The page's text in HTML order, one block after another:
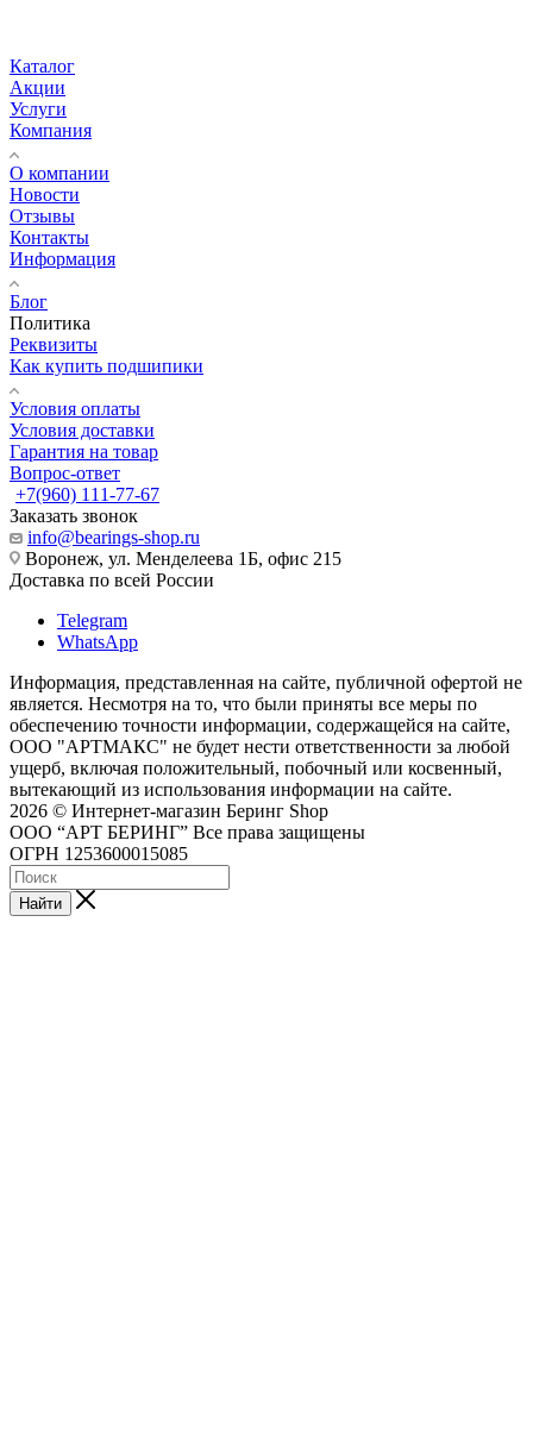
Каталог
Акции
Услуги
Компания
О компании
Новости
Отзывы
Контакты
Информация
Блог
Политика
Реквизиты
Как купить подшипики
Условия оплаты
Условия доставки
Гарантия на товар
Вопрос-ответ
+7(960) 111-77-67
Заказать звонок
info@bearings-shop.ru
Воронеж, ул. Менделеева 1Б, офис 215
Доставка по всей России
Telegram
WhatsApp
Информация, представленная на сайте, публичной офертой не
является. Несмотря на то, что были приняты все меры по
обеспечению точности информации, содержащейся на сайте,
ООО "АРТМАКС" не будет нести ответственности за любой
ущерб, включая положительный, побочный или косвенный,
вытекающий из использования информации на сайте.
2026 © Интернет-магазин Беринг Shop
ООО “АРТ БЕРИНГ” Все права защищены
ОГРН 1253600015085
Найти